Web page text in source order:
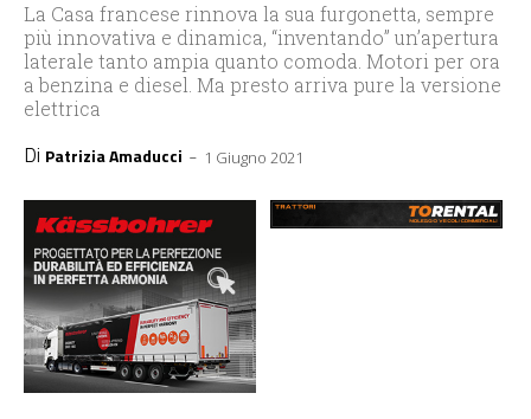
La Casa francese rinnova la sua furgonetta, sempre
più innovativa e dinamica, “inventando” un’apertura
laterale tanto ampia quanto comoda. Motori per ora
a benzina e diesel. Ma presto arriva pure la versione
elettrica
Di Patrizia Amaducci - 1 Giugno 2021